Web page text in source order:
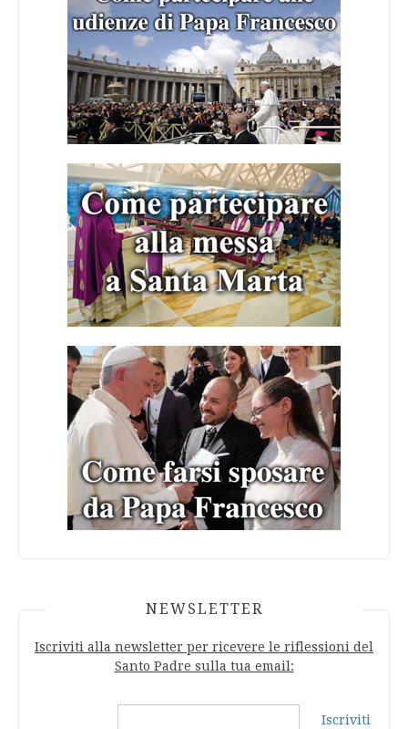
NEWSLETTER
Iscriviti alla newsletter per ricevere le riflessioni del
Santo Padre sulla tua email:
Iscriviti